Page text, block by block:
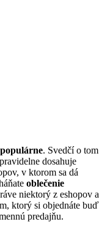
. Svedčí o tom
dosahuje
v ktorom sa dá
oblečenie
niektorý z eshopov a
ktorý si objednáte buď
predajňu.